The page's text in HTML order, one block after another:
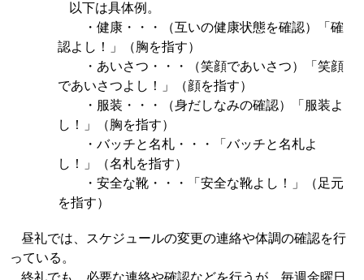
以下は具体例。
・健康・・・（互いの健康状態を確認）「確
認よし！」（胸を指す）
・あいさつ・・・（笑顔であいさつ）「笑顔
であいさつよし！」（顔を指す）
・服装・・・（身だしなみの確認）「服装よ
し！」（胸を指す）
・バッチと名札・・・「バッチと名札よ
し！」（名札を指す）
・安全な靴・・・「安全な靴よし！」（足元
を指す）
昼礼では、スケジュールの変更の連絡や体調の確認を行
っている。